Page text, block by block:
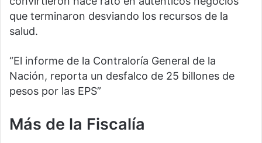
que terminaron desviando los recursos de la
salud.
“El informe de la Contraloría General de la
Nación, reporta un desfalco de 25 billones de
pesos por las EPS”
Más de la Fiscalía